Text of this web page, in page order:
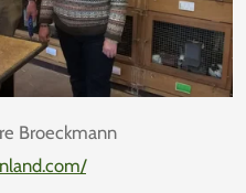
Broeckmann